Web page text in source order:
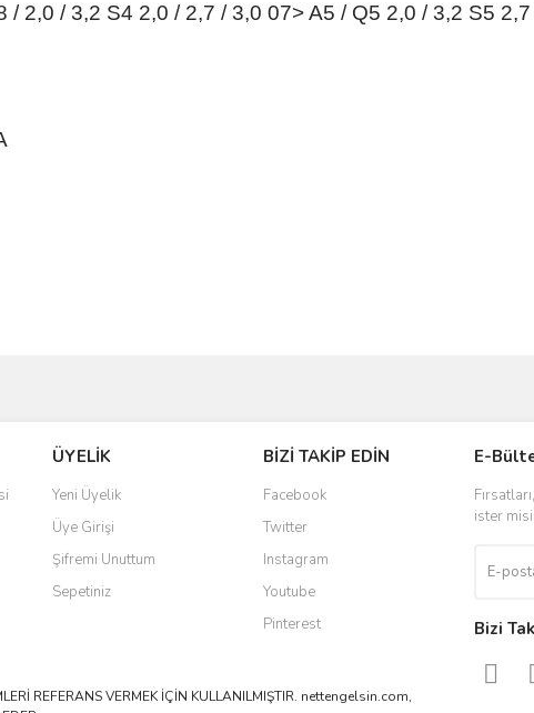
/ 2,0 / 3,2 S4 2,0 / 2,7 / 3,0 07> A5 / Q5 2,0 / 3,2 S5
ÜYELİK
Yeni Üyelik
Üye Girişi
Şifremi Unuttum
Sepetiniz
BİZİ TAKİP EDİN
Facebook
Twitter
Instagram
Youtube
Pinterest
REFERANS VERMEK İÇİN KULLANILMIŞTIR. nettengelsin.com,
E-
ister
Bizi